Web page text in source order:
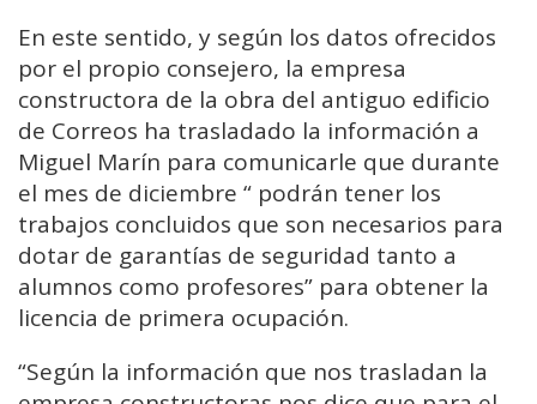
En este sentido, y según los datos ofrecidos
por el propio consejero, la empresa
constructora de la obra del antiguo edificio
de Correos ha trasladado la información a
Miguel Marín para comunicarle que durante
el mes de diciembre “ podrán tener los
trabajos concluidos que son necesarios para
dotar de garantías de seguridad tanto a
alumnos como profesores” para obtener la
licencia de primera ocupación.
“Según la información que nos trasladan la